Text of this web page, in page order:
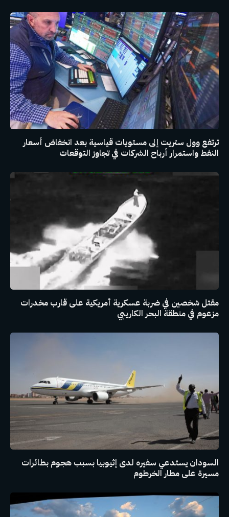
ترتفع وول ستريت إلى مستويات قياسية بعد انخفاض أسعار
النفط واستمرار أرباح الشركات في تجاوز التوقعات
مقتل شخصين في ضربة عسكرية أمريكية على قارب مخدرات
مزعوم في منطقة البحر الكاريبي
السودان يستدعي سفيره لدى إثيوبيا بسبب هجوم بطائرات
مسيرة على مطار الخرطوم